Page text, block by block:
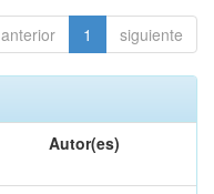
anterior 1 siguiente
Autor(es)